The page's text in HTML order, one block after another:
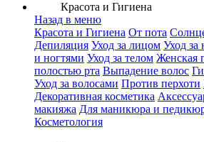
Красота и Гигиена
Назад в меню
Красота и Гигиена От пота
Депиляция Уход за лицом Уход за
и ногтями Уход за телом Женская
полостью рта Выпадение волос
Уход за волосами Против перхоти
Декоративная косметика
макияжа Для маникюра и
Косметология